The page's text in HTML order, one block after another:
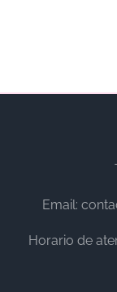
Email:
Horario de